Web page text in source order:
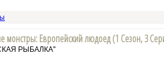
монстры: Европейский людоед (1 Сезон, 3
РЫБАЛКА"